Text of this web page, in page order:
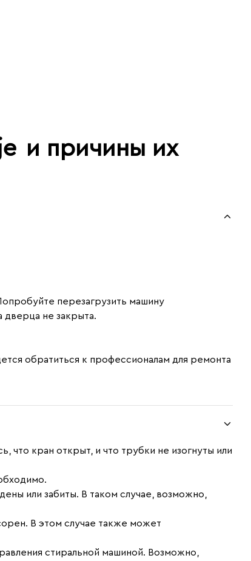
и причины их
перезагрузить машину
не закрыта.
обратиться к профессионалам для ремонта
что кран открыт, и что трубки не изогнуты или
или забиты. В таком случае, возможно,
В этом случае также может
стиральной машиной. Возможно,